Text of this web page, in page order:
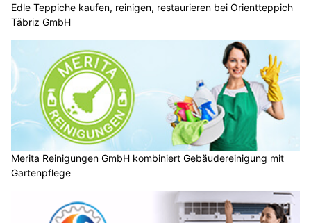
Edle Teppiche kaufen, reinigen, restaurieren bei Orientteppich
Täbriz GmbH
Merita Reinigungen GmbH kombiniert Gebäudereinigung mit
Gartenpflege